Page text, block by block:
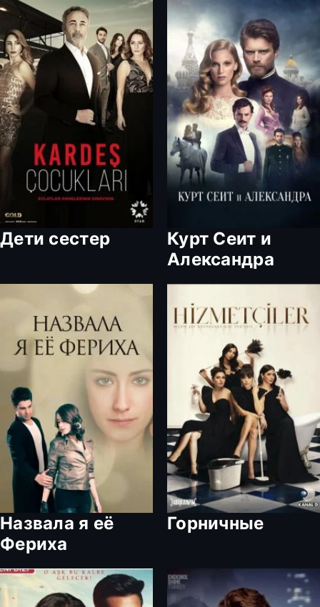
Дети сестер
Курт Сеит и
Александра
Назвала я её
Фериха
Горничные